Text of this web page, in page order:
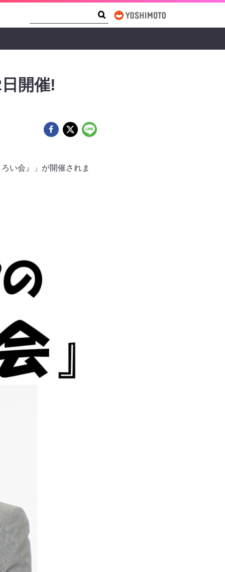
開催!
い会』」が開催されま